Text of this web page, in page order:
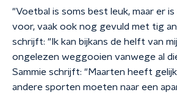
"Voetbal is soms best leuk, maar er
voor, vaak ook nog gevuld met tig
schrijft: "Ik kan bijkans de helft van
ongelezen weggooien vanwege al
Sammie schrijft: "Maarten heeft
andere sporten moeten naar een